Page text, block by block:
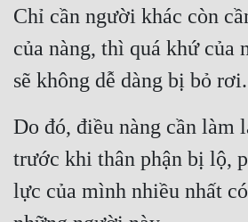
Chỉ cần người khác còn
của nàng, thì quá khứ của
sẽ không dễ dàng bị bỏ rơi.
Do đó, điều nàng cần làm
trước khi thân phận bị lộ,
lực của mình nhiều nhất